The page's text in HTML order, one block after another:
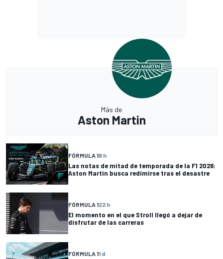
Más de
Aston Martin
FÓRMULA 18 h
Las notas de mitad de temporada de la F1 2026:
Aston Martin busca redimirse tras el desastre
FÓRMULA 122 h
El momento en el que Stroll llegó a dejar de
disfrutar de las carreras
FÓRMULA 11 d